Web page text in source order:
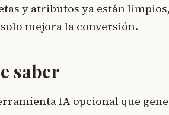
y atributos ya están
mejora la conversión.
saber
IA opcional que